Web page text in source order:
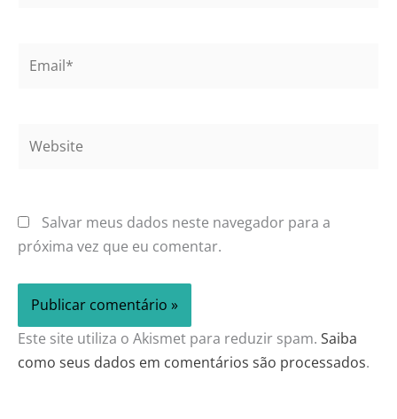
Salvar meus dados neste navegador para a
próxima vez que eu comentar.
Este site utiliza o Akismet para reduzir spam. Saiba
como seus dados em comentários são processados.